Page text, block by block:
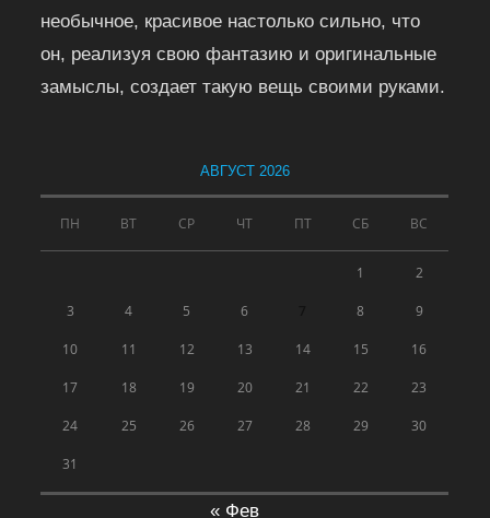
необычное, красивое настолько сильно, что
он, реализуя свою фантазию и оригинальные
замыслы, создает такую вещь своими руками.
АВГУСТ 2026
ПН ВТ СР ЧТ ПТ СБ ВС
1 2
3 4 5 6 8 9
10 11 12 13 14 15 16
17 18 19 20 21 22 23
24 25 26 27 28 29 30
31
« Фев